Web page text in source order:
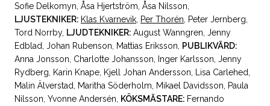
Sofie Delkomyn Åsa Hjertström Åsa Nilsson
LJUSTEKNIKER: Klas Kvarnevik Per Thorén Peter Jernberg
Tord Norrby, LJUDTEKNIKER: August Wanngren Jenny
Edblad Johan Rubenson Mattias Eriksson
PUBLIKVÄRD:
Anna Jonsson Charlotte Johansson Inger Karlsson Jenny
Rydberg
Karin Knape Kjell Johan Andersson Lisa Carlehed
Malin Älverstad
Maritha Söderholm Mikael Davidsson
Paula
Nilsson Yvonne Andersén KÖKSMÄSTARE: Fernando